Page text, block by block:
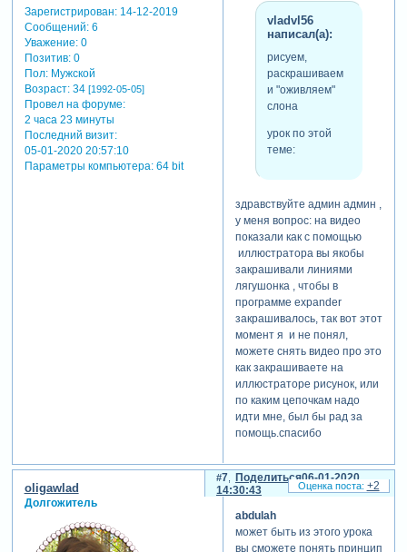
Зарегистрирован: 14-12-2019
Сообщений:6
Уважение: 0
Позитив: 0
Пол:Мужской
Возраст:34 [1992-05-05]
Провел на форуме:
2 часа 23 минуты
Последний визит:
05-01-2020 20:57:10
Параметры компьютера:64 bit
vladvl56
написал(а):
рисуем,
раскрашиваем
и "оживляем"
слона
урок по этой
теме:
здравствуйте админ админ ,
у меня вопрос: на видео
показали как с помощью
иллюстратора вы якобы
закрашивали линиями
лягушонка , чтобы в
программе expander
закрашивалось, так вот этот
момент я и не понял,
можете снять видео про это
как закрашиваете на
иллюстраторе рисунок, или
по каким цепочкам надо
идти мне, был бы рад за
помощь.спасибо
Поделиться
7
06-01-2020
14:30:43
oligawlad
Долгожитель
abdulah
может быть из этого урока
вы сможете понять принцип
+2